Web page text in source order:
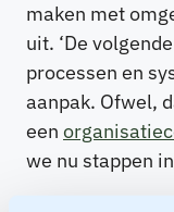
maken met
uit. ‘De
processen en
aanpak. Ofwel,
een
we nu stappen